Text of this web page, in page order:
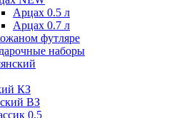
Арцах 0.5 л
Арцах 0.7 л
футляре
наборы
КЗ
ВЗ
0,5